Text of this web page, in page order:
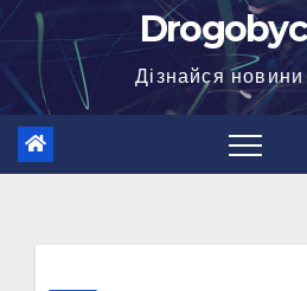
Дізнайся